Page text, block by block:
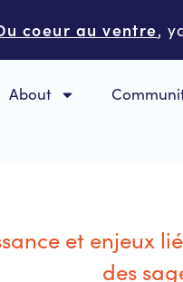
coeur au ventre,
About